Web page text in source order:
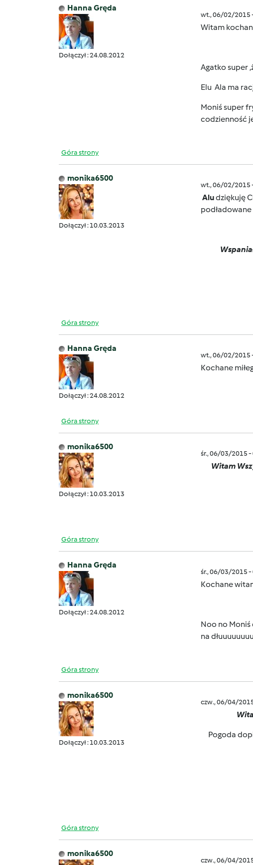
Hanna Gręda
Dołączył : 24.08.2012
wt., 06/02/2015
Witam
Agatko super
Elu Ala ma
Moniś super
codzienność
Góra strony
monika6500
Dołączył : 10.03.2013
wt., 06/02/2015
Aludziękuję
podładowane
Góra strony
Hanna Gręda
Dołączył : 24.08.2012
wt., 06/02/2015
Kochane
Góra strony
monika6500
Dołączył : 10.03.2013
śr., 06/03/2015 -
Witam
Góra strony
Hanna Gręda
Dołączył : 24.08.2012
śr., 06/03/2015 -
Kochane
Noo no Moniś
na
Góra strony
monika6500
Dołączył : 10.03.2013
czw., 06/04/
Pogoda
Góra strony
monika6500
czw., 06/04/